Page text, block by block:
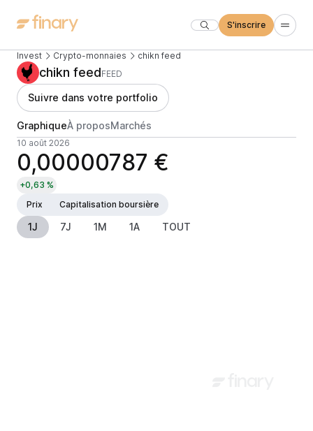
S'inscrire
Invest Crypto-monnaies chikn feed
chikn feedFEED
Suivre dans votre portfolio
GraphiqueÀ proposMarchés
10 août 2026
0,00000787 €
+0,63 %
Prix
Capitalisation boursière
1J 7J 1M 1A TOUT